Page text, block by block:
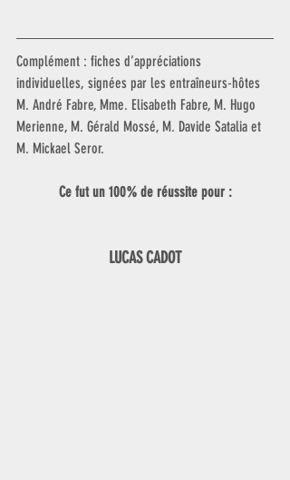
Complément : fiches d’appréciations
individuelles, signées par les entraîneurs-hôtes
M. André Fabre, Mme. Elisabeth Fabre, M. Hugo
Merienne, M. Gérald Mossé, M. Davide Satalia et
M. Mickael Seror.
Ce fut un 100% de réussite pour :
LUCAS CADOT